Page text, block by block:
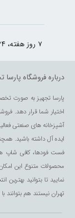
۷ روز هفته، ۲۴ ساعته پاسخگوی شما هستیم.
درباره فروشگاه پارسا
پارسا تجهیز به صورت
اختیار شما قرار دهد.
آشپزخانه های صنعتی
ایده آل داشته باشید.
فست فودها، کافی شاپ
محصولات متنوع این
نمایید تا بتوانید
تهران نیستند هم بتوانند